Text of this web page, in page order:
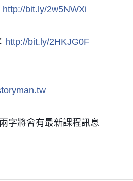
http://bit.ly/2w5NWXi
http://bit.ly/2HKJG0F
字將會有最新課程訊息